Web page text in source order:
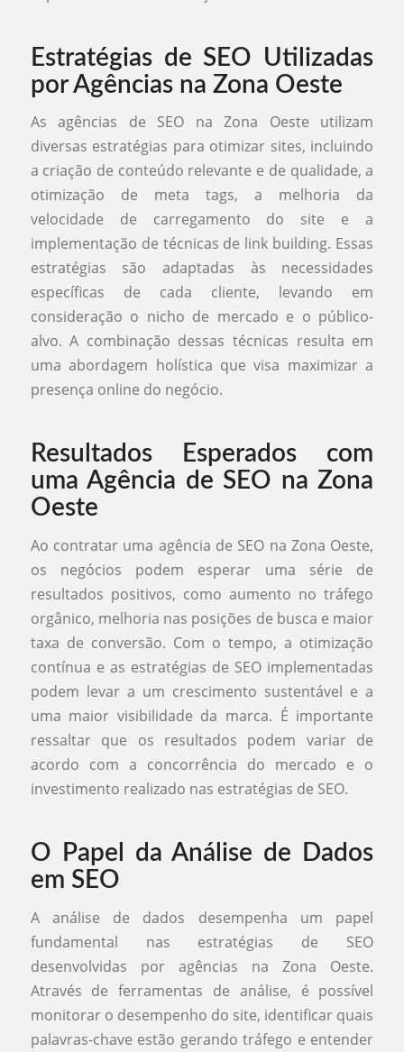
Estratégias de SEO Utilizadas
por Agências na Zona Oeste
As agências de SEO na Zona Oeste utilizam
diversas estratégias para otimizar sites, incluindo
a criação de conteúdo relevante e de qualidade, a
otimização de meta tags, a melhoria da
velocidade de carregamento do site e a
implementação de técnicas de link building. Essas
estratégias são adaptadas às necessidades
específicas de cada cliente, levando em
consideração o nicho de mercado e o público-
alvo. A combinação dessas técnicas resulta em
uma abordagem holística que visa maximizar a
presença online do negócio.
Resultados Esperados com
uma Agência de SEO na Zona
Oeste
Ao contratar uma agência de SEO na Zona Oeste,
os negócios podem esperar uma série de
resultados positivos, como aumento no tráfego
orgânico, melhoria nas posições de busca e maior
taxa de conversão. Com o tempo, a otimização
contínua e as estratégias de SEO implementadas
podem levar a um crescimento sustentável e a
uma maior visibilidade da marca. É importante
ressaltar que os resultados podem variar de
acordo com a concorrência do mercado e o
investimento realizado nas estratégias de SEO.
O Papel da Análise de Dados
em SEO
A análise de dados desempenha um papel
fundamental nas estratégias de SEO
desenvolvidas por agências na Zona Oeste.
Através de ferramentas de análise, é possível
monitorar o desempenho do site, identificar quais
palavras-chave estão gerando tráfego e entender